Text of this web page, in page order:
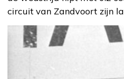
circuit van Zandvoort zijn